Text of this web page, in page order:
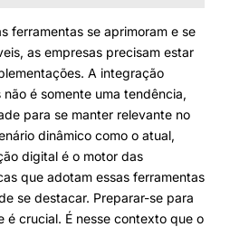
ferramentas se aprimoram e se
as empresas precisam estar
A integração
é somente uma tendência,
para se manter relevante no
dinâmico como o atual,
digital é o motor das
que adotam essas ferramentas
se destacar. Preparar-se para
é crucial. É nesse contexto que o